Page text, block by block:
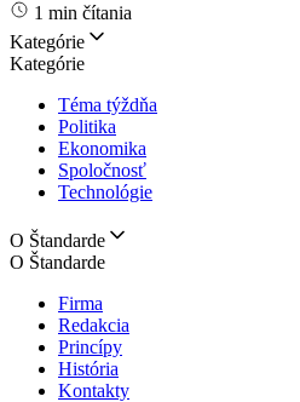
1 min čítania
Kategórie
Kategórie
Téma týždňa
Politika
Ekonomika
Spoločnosť
Technológie
O Štandarde
O Štandarde
Firma
Redakcia
Princípy
História
Kontakty